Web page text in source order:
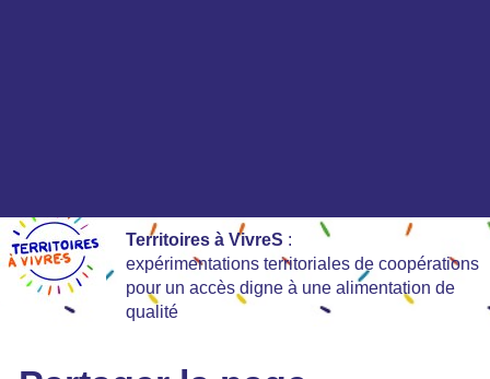
Territoires à VivreS :
expérimentations territoriales de coopérations
pour un accès digne à une alimentation de
qualité